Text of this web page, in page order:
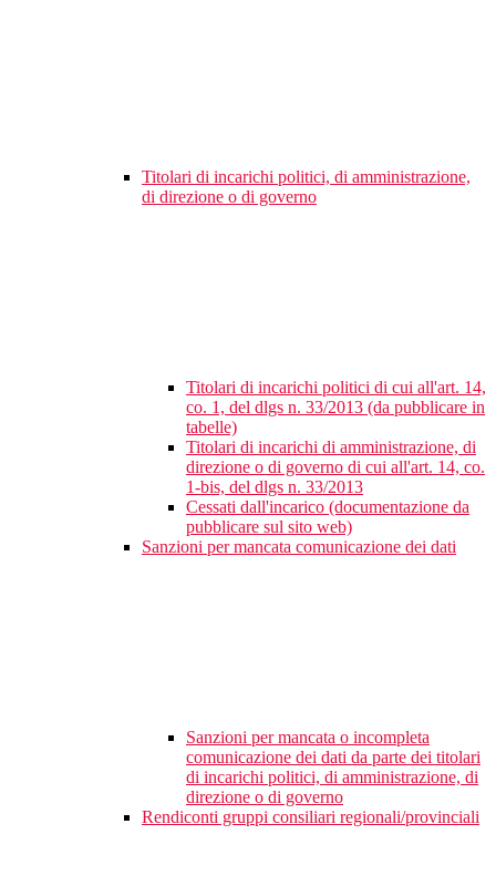
Titolari di incarichi politici, di amministrazione,
di direzione o di governo
Titolari di incarichi politici di cui all'art. 14,
co. 1, del dlgs n. 33/2013 (da pubblicare in
tabelle)
Titolari di incarichi di amministrazione, di
direzione o di governo di cui all'art. 14, co.
1-bis, del dlgs n. 33/2013
Cessati dall'incarico (documentazione da
pubblicare sul sito web)
Sanzioni per mancata comunicazione dei dati
Sanzioni per mancata o incompleta
comunicazione dei dati da parte dei titolari
di incarichi politici, di amministrazione, di
direzione o di governo
Rendiconti gruppi consiliari regionali/provinciali